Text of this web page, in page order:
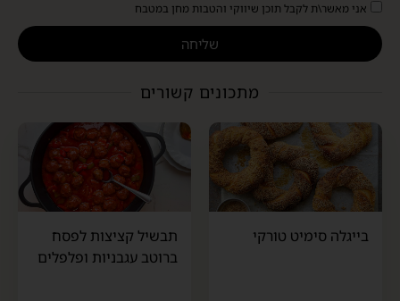
אני מאשר\ת לקבל תוכן שיווקי והטבות מחן במטבח
שליחה
מתכונים קשורים
בייגלה סימיט טורקי
תבשיל קציצות לפסח
ברוטב עגבניות ופלפלים